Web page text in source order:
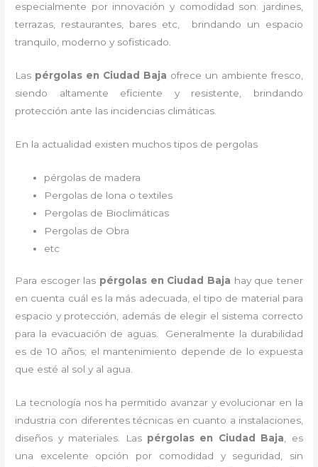
especialmente por innovación y comodidad son: jardines,
terrazas, restaurantes, bares etc, brindando un espacio
tranquilo, moderno y sofisticado.
Las pérgolas en Ciudad Baja ofrece un ambiente fresco,
siendo altamente eficiente y resistente, brindando
protección ante las incidencias climáticas.
En la actualidad existen muchos tipos de pergolas
pérgolas de madera
Pergolas de lona o textiles
Pergolas de Bioclimáticas
Pergolas de Obra
etc
Para escoger las pérgolas en Ciudad Baja hay que tener
en cuenta cuál es la más adecuada, el tipo de material para
espacio y protección, además de elegir el sistema correcto
para la evacuación de aguas. Generalmente la durabilidad
es de 10 años; el mantenimiento depende de lo expuesta
que esté al sol y al agua.
La tecnología nos ha permitido avanzar y evolucionar en la
industria con diferentes técnicas en cuanto a instalaciones,
diseños y materiales. Las pérgolas en Ciudad Baja , es
una excelente opción por comodidad y seguridad, sin